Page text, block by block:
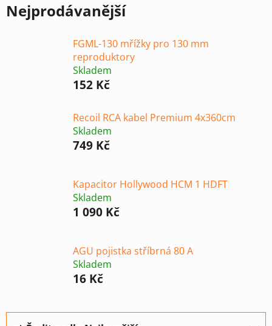
Nejprodávanější
FGML-130 mřížky pro 130 mm
reproduktory
Skladem
152 Kč
Recoil RCA kabel Premium 4x360cm
Skladem
749 Kč
Kapacitor Hollywood HCM 1 HDFT
Skladem
1 090 Kč
AGU pojistka stříbrná 80 A
Skladem
16 Kč
Ř